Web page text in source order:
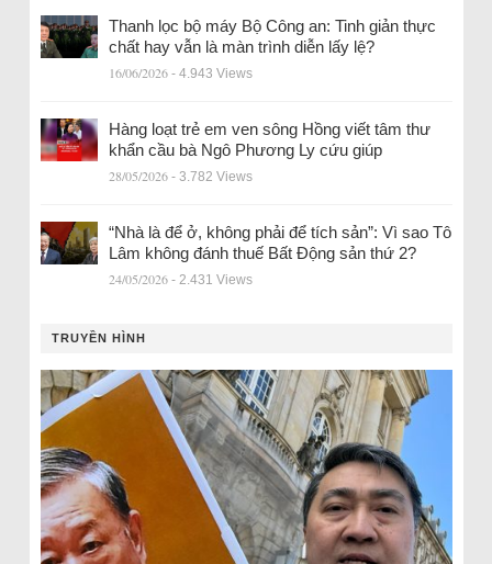
Thanh lọc bộ máy Bộ Công an: Tinh giản thực
chất hay vẫn là màn trình diễn lấy lệ?
16/06/2026 - 4.943 Views
Hàng loạt trẻ em ven sông Hồng viết tâm thư
khẩn cầu bà Ngô Phương Ly cứu giúp
28/05/2026 - 3.782 Views
“Nhà là để ở, không phải để tích sản”: Vì sao Tô
Lâm không đánh thuế Bất Động sản thứ 2?
24/05/2026 - 2.431 Views
TRUYỀN HÌNH